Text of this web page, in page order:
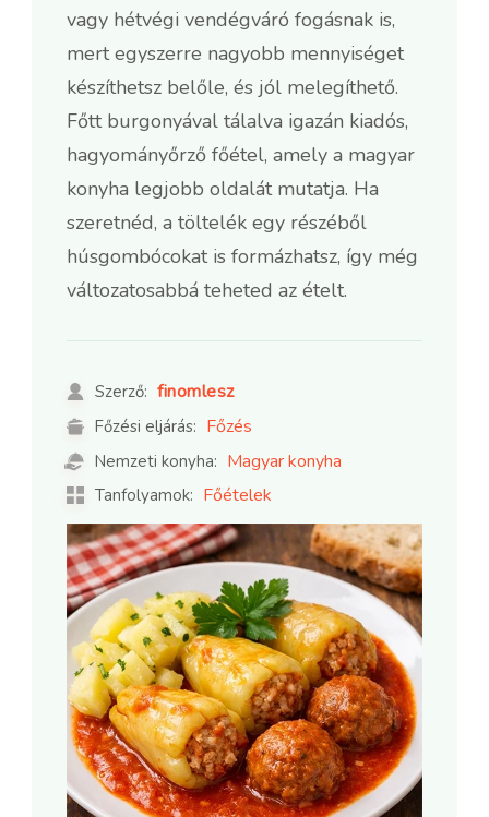
vagy hétvégi vendégváró fogásnak is,
mert egyszerre nagyobb mennyiséget
készíthetsz belőle, és jól melegíthető.
Főtt burgonyával tálalva igazán kiadós,
hagyományőrző főétel, amely a magyar
konyha legjobb oldalát mutatja. Ha
szeretnéd, a töltelék egy részéből
húsgombócokat is formázhatsz, így még
változatosabbá teheted az ételt.
Szerző: finomlesz
Főzési eljárás: Főzés
Nemzeti konyha: Magyar konyha
Tanfolyamok: Főételek